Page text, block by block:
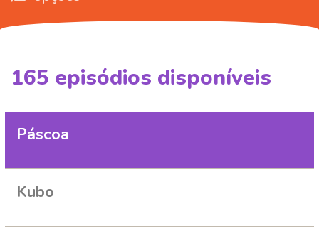
165 episódios disponíveis
Páscoa
Kubo